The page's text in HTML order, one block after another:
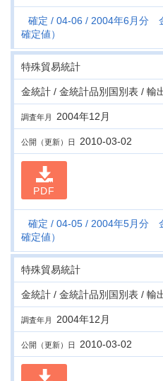
確定 04-06
2004年6月分
確定値）
特殊貿易統計
金統計 / 金統計品別国別表 / 輸
調査年月 2004年12月
公開（更新）日 2010-03-02
PDF
確定 04-05
2004年5月分
確定値）
特殊貿易統計
金統計 / 金統計品別国別表 / 輸
調査年月 2004年12月
公開（更新）日 2010-03-02